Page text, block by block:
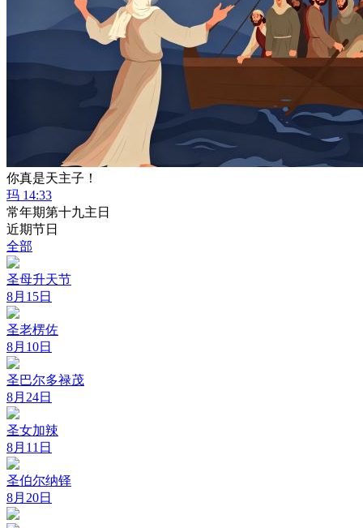
你真是天主子！
玛 14:33
常年期第十九主日
近期节日
全部
圣母升天节
8月15日
圣老楞佐
8月10日
圣巴尔多禄茂
8月24日
圣女加辣
8月11日
圣伯尔纳铎
8月20日